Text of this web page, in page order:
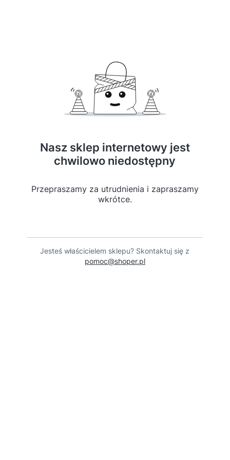
Nasz sklep internetowy jest
chwilowo niedostępny
Przepraszamy za utrudnienia i zapraszamy
wkrótce.
Jesteś właścicielem sklepu? Skontaktuj się z
pomoc@shoper.pl